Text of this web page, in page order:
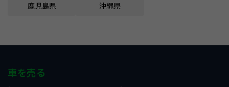
鹿児島県 沖縄県
車を売る